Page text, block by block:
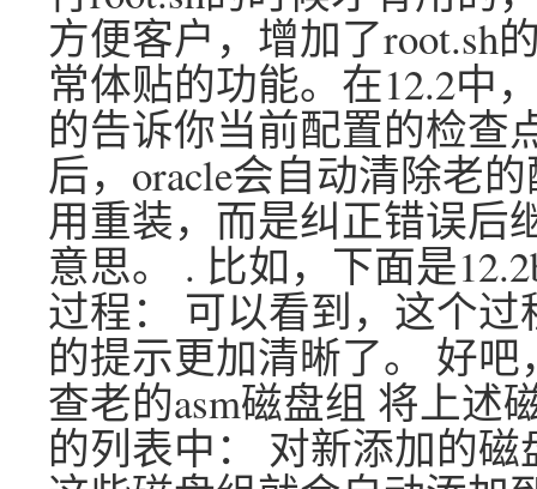
方便客户，增加了root.sh
常体贴的功能。在12.2中
的告诉你当前配置的检查
后，oracle会自动清除老
用重装，而是纠正错误后
意思。 . 比如，下面是
过程： 可以看到，这个过
的提示更加清晰了。 好
查老的asm磁盘组 将上述
的列表中： 对新添加的磁